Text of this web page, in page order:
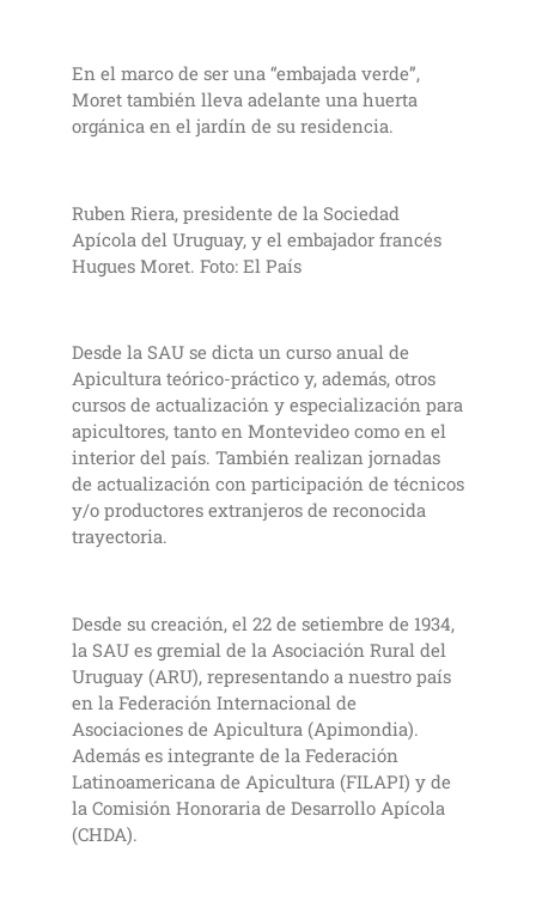
En el marco de ser una “embajada verde”,
Moret también lleva adelante una huerta
orgánica en el jardín de su residencia.
Ruben Riera, presidente de la Sociedad
Apícola del Uruguay, y el embajador francés
Hugues Moret. Foto: El País
Desde la SAU se dicta un curso anual de
Apicultura teórico-práctico y, además, otros
cursos de actualización y especialización para
apicultores, tanto en Montevideo como en el
interior del país. También realizan jornadas
de actualización con participación de técnicos
y/o productores extranjeros de reconocida
trayectoria.
Desde su creación, el 22 de setiembre de 1934,
la SAU es gremial de la Asociación Rural del
Uruguay (ARU), representando a nuestro país
en la Federación Internacional de
Asociaciones de Apicultura (Apimondia).
Además es integrante de la Federación
Latinoamericana de Apicultura (FILAPI) y de
la Comisión Honoraria de Desarrollo Apícola
(CHDA).